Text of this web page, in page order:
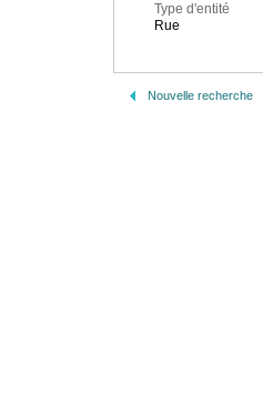
Type d'entité
Rue
Nouvelle recherche